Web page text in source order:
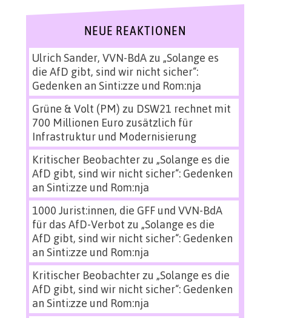
NEUE REAKTIONEN
Ulrich Sander, VVN-BdAzu „Solange es
die AfD gibt, sind wir nicht sicher“:
Gedenken an Sinti:zze und Rom:nja
Grüne & Volt (PM) zu DSW21 rechnet mit
700 Millionen Euro zusätzlich für
Infrastruktur und Modernisierung
Kritischer Beobachterzu „Solange es die
AfD gibt, sind wir nicht sicher“: Gedenken
an Sinti:zze und Rom:nja
1000 Jurist:innen, die GFF und VVN-BdA
für das AfD-Verbot zu „Solange es die
AfD gibt, sind wir nicht sicher“: Gedenken
an Sinti:zze und Rom:nja
Kritischer Beobachterzu „Solange es die
AfD gibt, sind wir nicht sicher“: Gedenken
an Sinti:zze und Rom:nja